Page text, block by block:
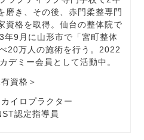
磨き、その後、赤門柔整専門
資格を取得。仙台の整体院で
年9月に山形市で「宮町整体
20万人の施術を行う。2022
デミー会員として活動中。
資格＞
イロプラクター
認定指導員